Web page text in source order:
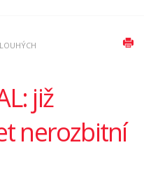
již
nerozbitní